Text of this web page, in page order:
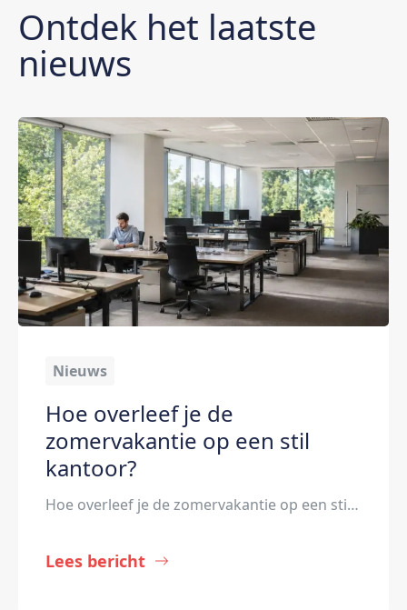
Ontdek het laatste
nieuws
Nieuws
Hoe overleef je de
zomervakantie op een stil
kantoor?
Hoe overleef je de zomervakantie op een stil kantoor? Het is zomervakantie. Veel bureaustoelen van collega’s zijn leeg. Het is stiller dan normaal. Hoe overleef je een dag op kantoor als (bijna) iedereen met vakantie is? Hier wat tips en tricks. Het goede nieuws: op een rustige werkdag hoef je niet minder productief te zijn. […]
Lees bericht